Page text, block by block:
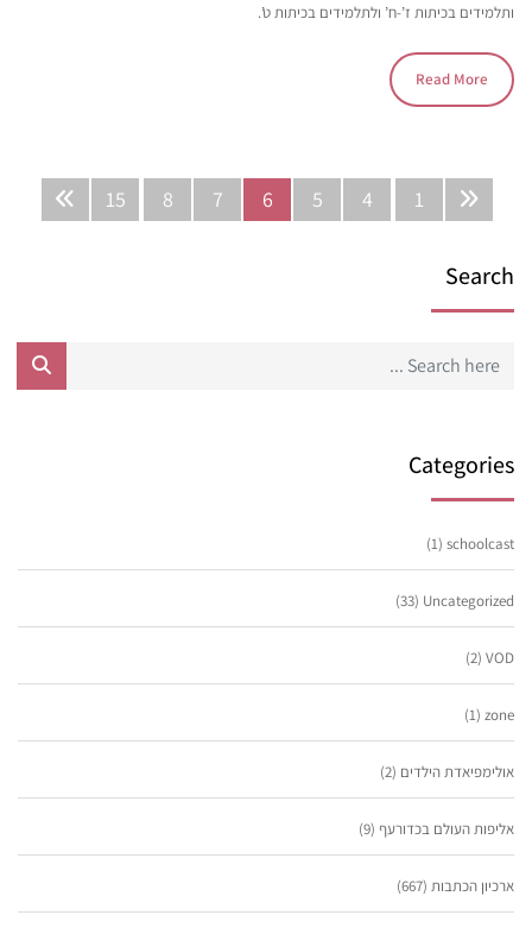
ותלמידים בכיתות ז’-ח’ ולתלמידים בכיתות ט’.
Read More
1
4
5
6
7
8
15
Search
Categories
schoolcast
(1)
Uncategorized
(33)
VOD
(2)
zone
(1)
אולימפיאדת הילדים (2)
אליפות העולם בכדורעף (9)
ארכיון הכתבות (667)